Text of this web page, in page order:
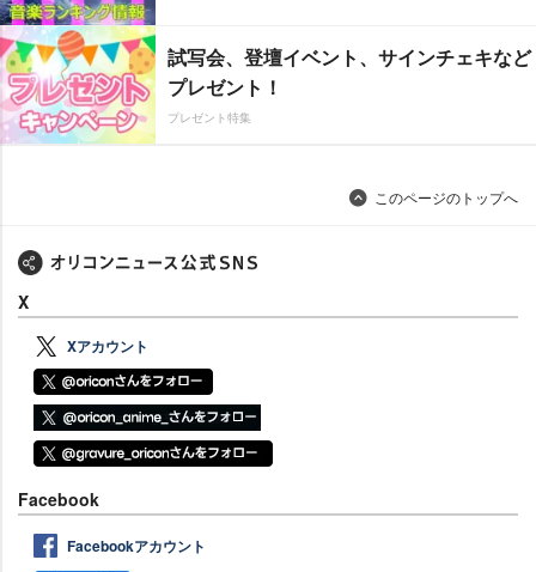
試写会、登壇イベント、サインチェキなど
プレゼント！
プレゼント特集
このページのトップへ
X
Xアカウント
Facebook
Facebookアカウント